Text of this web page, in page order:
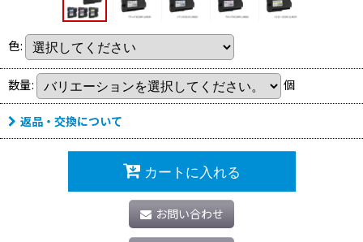
色:
数量: 個
返品・交換について
カートに入れる
お問い合わせ